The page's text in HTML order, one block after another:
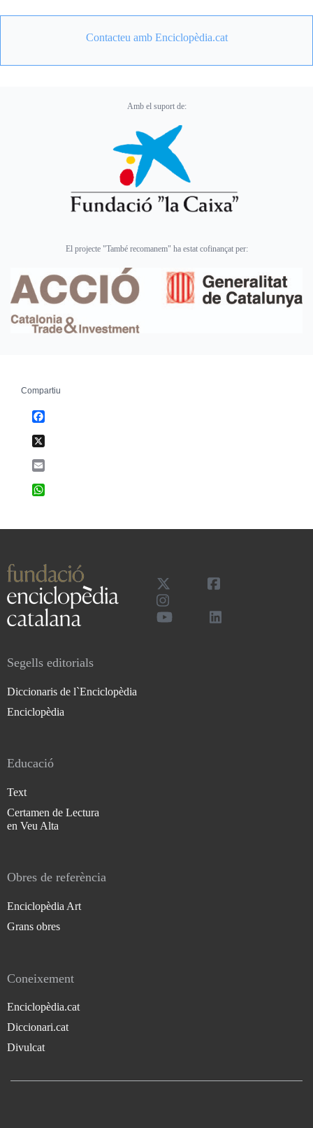
Contacteu amb Enciclopèdia.cat
Amb el suport de:
El projecte "També recomanem" ha estat cofinançat per:
Compartiu
Segells editorials
Diccionaris de l`Enciclopèdia
Enciclopèdia
Educació
Text
Certamen de Lectura
en Veu Alta
Obres de referència
Enciclopèdia Art
Grans obres
Coneixement
Enciclopèdia.cat
Diccionari.cat
Divulcat